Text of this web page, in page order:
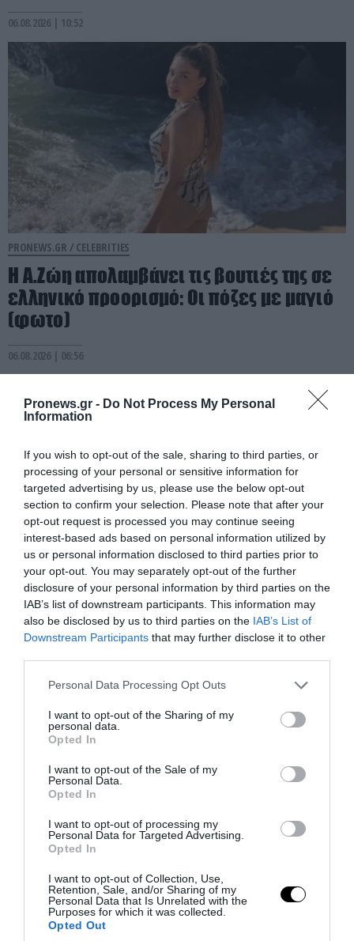
Pronews.gr - Do Not Process My Personal
Information
If you wish to opt-out of the sale, sharing to third parties, or
processing of your personal or sensitive information for
targeted advertising by us, please use the below opt-out
section to confirm your selection. Please note that after your
opt-out request is processed you may continue seeing
interest-based ads based on personal information utilized by
us or personal information disclosed to third parties prior to
your opt-out. You may separately opt-out of the further
disclosure of your personal information by third parties on the
IAB’s list of downstream participants. This information may
also be disclosed by us to third parties on the IAB’s List of
Downstream Participants that may further disclose it to other
Please note that this website/app uses one or more Google
not limited to your visit or usage behaviour. You may click to
grant or deny consent to Google and its third-party tags to
use your data for below specified purposes in below Google
consent section.
Personal Data Processing Opt Outs
I want to opt-out of the Sharing of my
personal data.
Opted In
I want to opt-out of the Sale of my
Personal Data.
Opted In
I want to opt-out of processing my
Personal Data for Targeted Advertising.
Opted In
I want to opt-out of Collection, Use,
Retention, Sale, and/or Sharing of my
Personal Data that Is Unrelated with the
Purposes for which it was collected.
Opted Out
06.08.2026 | 10:52
PRONEWS.GR / CELEBRITIES
Η Α.Ζώη απολαμβάνει τις βουτιές της σε
ελληνικό προορισμό: Οι πόζες με μαγιό
(φωτο)
06.08.2026 | 06:56
PRONEWS.GR /CELEBRITIES
Diddy: Νέα αλλαγή στην ημερομηνία
αποφυλάκισης – Πότε θα βγει από τη
06.08.2026 | 06:47
PRONEWS.GR /CELEBRITIES